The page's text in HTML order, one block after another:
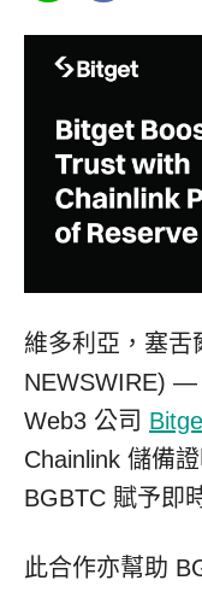
維多利亞，塞
NEWSWIRE) —
Web3 公司
Chainlink 儲備
BGBTC 賦予即
此合作亦幫助